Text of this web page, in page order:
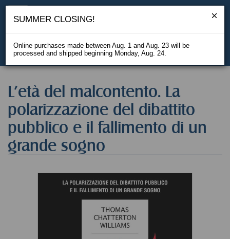
L'età del malcontento. La
polarizzazione del dibattito
pubblico e il fallimento di un
grande sogno
SUMMER CLOSING!
Online purchases made between Aug. 1 and Aug. 23 will be
processed and shipped beginning Monday, Aug. 24.